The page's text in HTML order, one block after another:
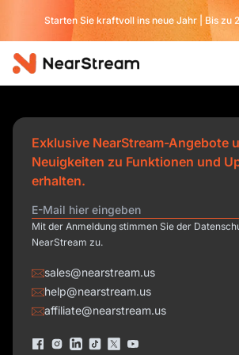
Starten Sie kraftvoll ins neue Jahr | Bis zu
Exklusive NearStream-Angebote
Neuigkeiten zu Funktionen und
erhalten.
Mit der Anmeldung stimmen Sie der
NearStream zu.
sales@nearstream.us
help@nearstream.us
affiliate@nearstream.us